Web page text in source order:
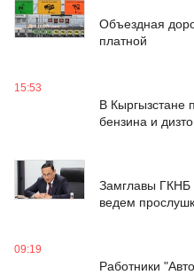
16:55
Объездная
платной
15:53
В Кыргызстане
бензина и
14:29
Замглавы
ведем
09:19
Работники